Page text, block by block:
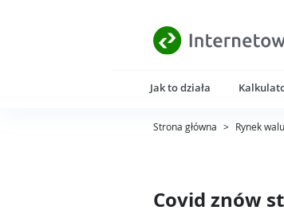
Jak to działa
Strona główna > Rynek
Covid znów